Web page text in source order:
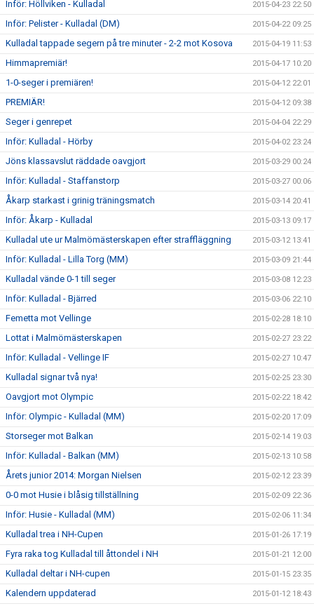
Inför: Höllviken - Kulladal 2015-04-23 22:50
Inför: Pelister - Kulladal (DM) 2015-04-22 09:25
Kulladal tappade segern på tre minuter - 2-2 mot Kosova 2015-04-19 11:53
Himmapremiär! 2015-04-17 10:20
1-0-seger i premiären! 2015-04-12 22:01
PREMIÄR! 2015-04-12 09:38
Seger i genrepet 2015-04-04 22:29
Inför: Kulladal - Hörby 2015-04-02 23:24
Jöns klassavslut räddade oavgjort 2015-03-29 00:24
Inför: Kulladal - Staffanstorp 2015-03-27 00:06
Åkarp starkast i grinig träningsmatch 2015-03-14 20:41
Inför: Åkarp - Kulladal 2015-03-13 09:17
Kulladal ute ur Malmömästerskapen efter straffläggning 2015-03-12 13:41
Inför: Kulladal - Lilla Torg (MM) 2015-03-09 21:44
Kulladal vände 0-1 till seger 2015-03-08 12:23
Inför: Kulladal - Bjärred 2015-03-06 22:10
Femetta mot Vellinge 2015-02-28 18:10
Lottat i Malmömästerskapen 2015-02-27 23:22
Inför: Kulladal - Vellinge IF 2015-02-27 10:47
Kulladal signar två nya! 2015-02-25 23:30
Oavgjort mot Olympic 2015-02-22 18:42
Inför: Olympic - Kulladal (MM) 2015-02-20 17:09
Storseger mot Balkan 2015-02-14 19:03
Inför: Kulladal - Balkan (MM) 2015-02-13 10:58
Årets junior 2014: Morgan Nielsen 2015-02-12 23:39
0-0 mot Husie i blåsig tillställning 2015-02-09 22:36
Inför: Husie - Kulladal (MM) 2015-02-06 11:34
Kulladal trea i NH-Cupen 2015-01-26 17:19
Fyra raka tog Kulladal till åttondel i NH 2015-01-21 12:00
Kulladal deltar i NH-cupen 2015-01-15 23:35
Kalendern uppdaterad 2015-01-12 18:43